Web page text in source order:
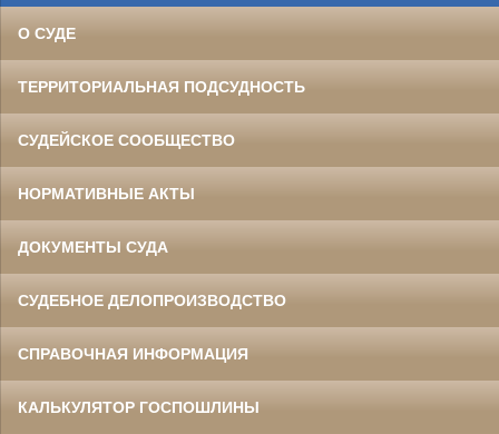
О СУДЕ
ТЕРРИТОРИАЛЬНАЯ ПОДСУДНОСТЬ
СУДЕЙСКОЕ СООБЩЕСТВО
НОРМАТИВНЫЕ АКТЫ
ДОКУМЕНТЫ СУДА
СУДЕБНОЕ ДЕЛОПРОИЗВОДСТВО
СПРАВОЧНАЯ ИНФОРМАЦИЯ
КАЛЬКУЛЯТОР ГОСПОШЛИНЫ